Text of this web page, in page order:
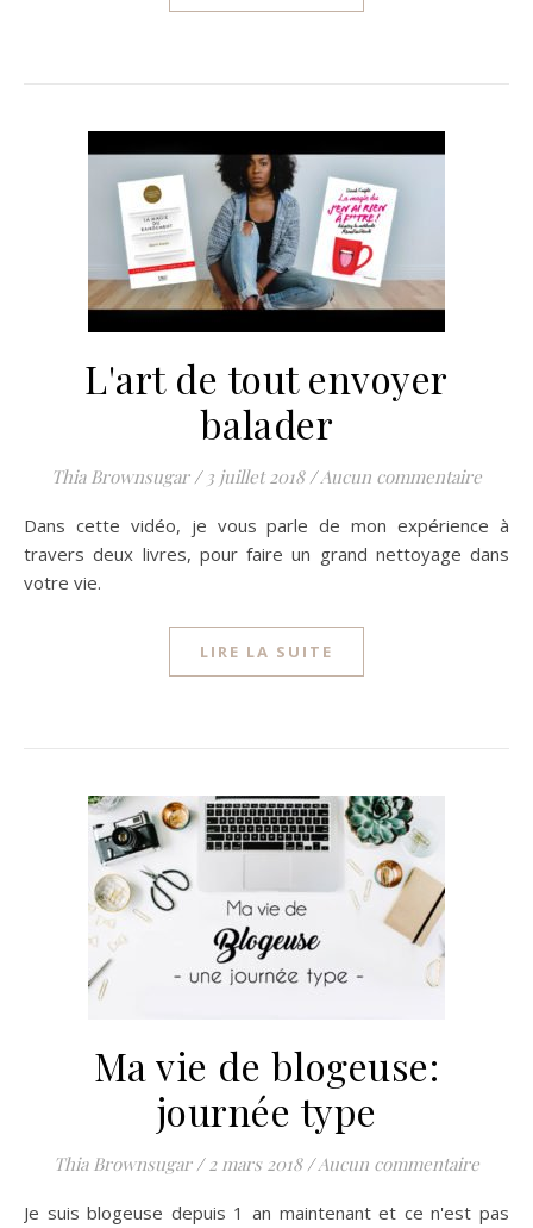
L'art de tout envoyer
balader
Thia Brownsugar / 3 juillet 2018 /Aucun commentaire
Dans cette vidéo, je vous parle de mon expérience à
travers deux livres, pour faire un grand nettoyage dans
votre vie.
LIRE LA SUITE
Ma vie de blogeuse:
journée type
Thia Brownsugar / 2 mars 2018 /Aucun commentaire
Je suis blogeuse depuis 1 an maintenant et ce n'est pas